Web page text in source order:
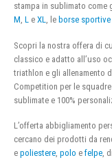
stampa in sublimato come
M, L e XL, le borse sportive
Scopri la nostra offera di
classico e adatto all’uso
triathlon e gli allenamento
Competition per le
sublimate e 100%
L’offerta abbigliamento
cercano dei prodotti da
e poliestere polo e felpe ,